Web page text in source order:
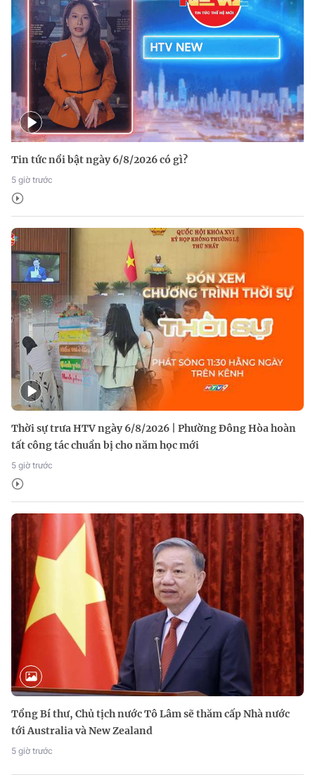
Tin tức nổi bật ngày 6/8/2026 có gì?
5 giờ trước
Thời sự trưa HTV ngày 6/8/2026 | Phường Đông Hòa hoàn
tất công tác chuẩn bị cho năm học mới
5 giờ trước
Tổng Bí thư, Chủ tịch nước Tô Lâm sẽ thăm cấp Nhà nước
tới Australia và New Zealand
5 giờ trước